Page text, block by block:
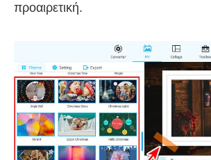
προαιρετική.